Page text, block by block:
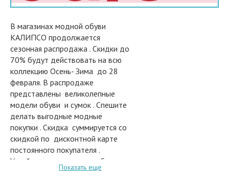
В магазинах модной обуви
КАЛИПСО продолжается
сезонная распродажа . Скидки до
70% будут действовать на всю
коллекцию Осень- Зима до 28
февраля. В распродаже
представлены великолепные
модели обуви и сумок . Спешите
делать выгодные модные
покупки . Скидка суммируется со
скидкой по дисконтной карте
постоянного покупателя .
Успейте купить модные обновки ,
пока нужные Вам размеры и
Показать еще